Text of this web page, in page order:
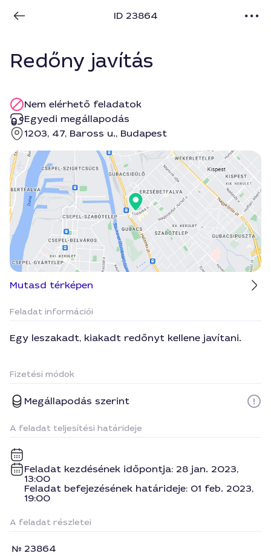
ID 23864
Redőny javítás
Nem elérhető feladatok
Egyedi megállapodás
1203, 47, Baross u., Budapest
Mutasd térképen
Feladat információi
Egy leszakadt, kiakadt redőnyt kellene javítani.
Fizetési módok
Megállapodás szerint
A feladat teljesítési határideje
Feladat kezdésének időpontja: 28 jan. 2023,
13:00
Feladat befejezésének határideje: 01 feb. 2023,
19:00
A feladat részletei
23864